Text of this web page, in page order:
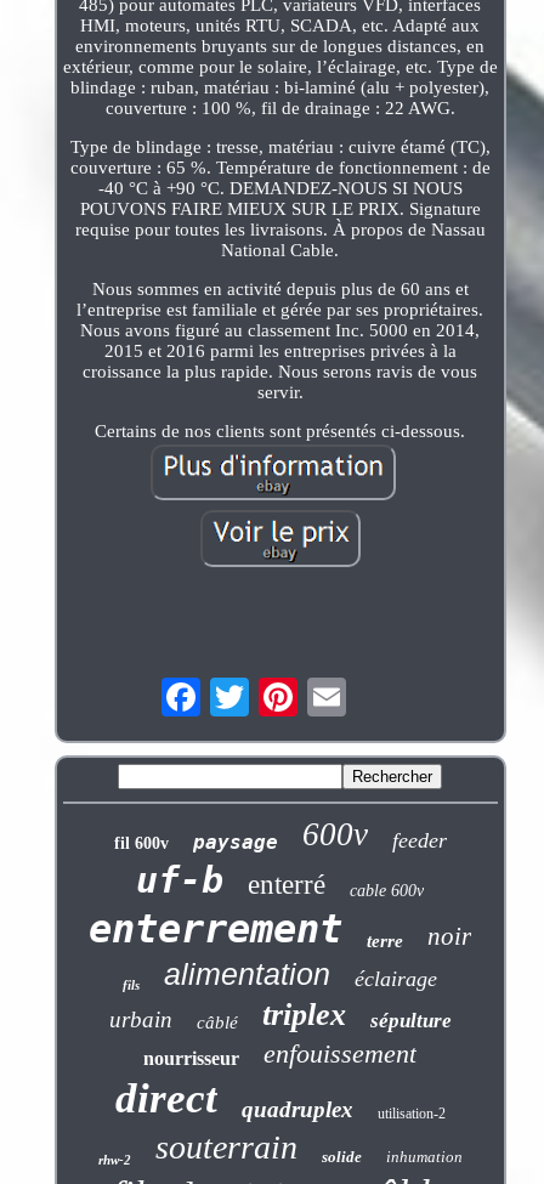
485) pour automates PLC, variateurs VFD, interfaces
HMI, moteurs, unités RTU, SCADA, etc. Adapté aux
environnements bruyants sur de longues distances, en
extérieur, comme pour le solaire, l’éclairage, etc. Type de
blindage : ruban, matériau : bi-laminé (alu + polyester),
couverture : 100 %, fil de drainage : 22 AWG.
Type de blindage : tresse, matériau : cuivre étamé (TC),
couverture : 65 %. Température de fonctionnement : de
-40 °C à +90 °C. DEMANDEZ-NOUS SI NOUS
POUVONS FAIRE MIEUX SUR LE PRIX. Signature
requise pour toutes les livraisons. À propos de Nassau
National Cable.
Nous sommes en activité depuis plus de 60 ans et
l’entreprise est familiale et gérée par ses propriétaires.
Nous avons figuré au classement Inc. 5000 en 2014,
2015 et 2016 parmi les entreprises privées à la
croissance la plus rapide. Nous serons ravis de vous
servir.
Certains de nos clients sont présentés ci-dessous.
fil 600v paysage 600v feeder
uf-b enterré cable 600v
enterrement terre noir
fils alimentation éclairage
urbain câblé triplex sépulture
nourrisseur enfouissement
direct quadruplex utilisation-2
rhw-2 souterrain solide inhumation